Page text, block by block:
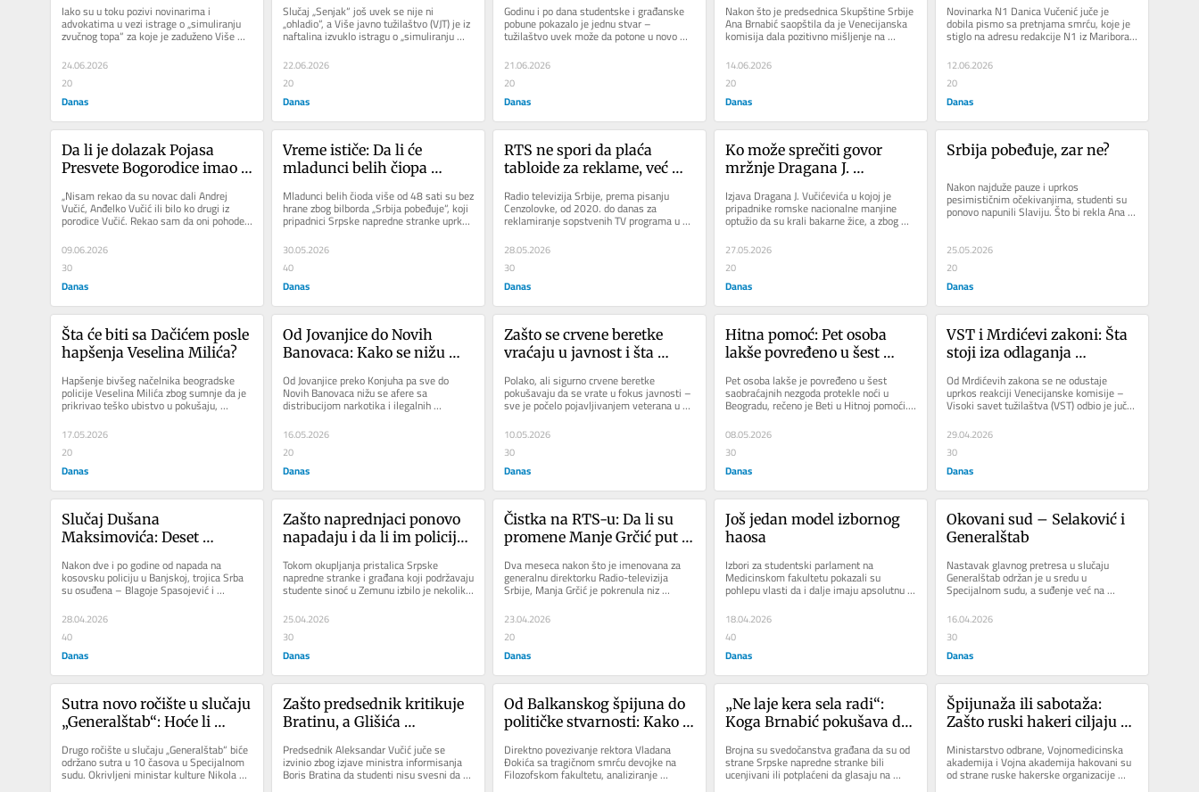
„zvučni top“?
Iako su u toku pozivi novinarima i
advokatima u vezi istrage o „simuliranju
zvučnog topa“ za koje je zaduženo Više
javno tužilaštvo (VJT),...
24.06.2026
20
Danas
zavesa za skretanje pažnje
sa Veselina Milića
Slučaj „Senjak“ još uvek se nije ni
„ohladio“, a Više javno tužilaštvo (VJT) je iz
naftalina izvuklo istragu o „simuliranju
22.06.2026
20
Danas
Godinu i po dana studentske i građanske
pobune pokazalo je jednu stvar –
tužilaštvo uvek može da potone u novo
dno, a u to nas uveravaju svakim...
21.06.2026
20
Danas
time rešen problem?
Nakon što je predsednica Skupštine Srbije
Ana Brnabić saopštila da je Venecijanska
komisija dala pozitivno mišljenje na
predložene izmene...
14.06.2026
20
Danas
Danice Vučenić prekinuti
praksu nekažnjivosti?
Novinarka N1 Danica Vučenić juče je
dobila pismo sa pretnjama smrću, koje je
stiglo na adresu redakcije N1 iz Maribora.
Uzevši u obzir učestalu...
12.06.2026
20
Danas
Da li je dolazak Pojasa
Presvete Bogorodice imao
„Nisam rekao da su novac dali Andrej
Vučić, Anđelko Vučić ili bilo ko drugi iz
porodice Vučić. Rekao sam da oni pohode
manastire i da...
09.06.2026
30
Danas
Vreme ističe: Da li će
mladunci belih čiopa
skine platno na Palati
Albanija?
Mladunci belih čioda više od 48 sati su bez
hrane zbog bilborda „Srbija pobeđuje“, koji
pripadnici Srpske napredne stranke uprkos
apelu...
30.05.2026
40
Danas
RTS ne spori da plaća
tabloide za reklame, već
servis oglašava u žutoj
štampi?
Radio televizija Srbije, prema pisanju
Cenzolovke, od 2020. do danas za
reklamiranje sopstvenih TV programa u
prorežimskim tabloidima sklopila je...
28.05.2026
30
Danas
Ko može sprečiti govor
mržnje Dragana J.
Izjava Dragana J. Vučićevića u kojoj je
pripadnike romske nacionalne manjine
optužio da su krali bakarne žice, a zbog
čega su navodno vozovi...
27.05.2026
20
Danas
Srbija pobeđuje, zar ne?
Nakon najduže pauze i uprkos
pesimističnim očekivanjima, studenti su
ponovo napunili Slaviju. Što bi rekla Ana
Brnabić, praznik demokratije, ali...
25.05.2026
20
Danas
Šta će biti sa Dačićem posle
hapšenja Veselina Milića?
Hapšenje bivšeg načelnika beogradske
policije Veselina Milića zbog sumnje da je
prikrivao teško ubistvo u pokušaju,
otvorilo je sumnju u...
17.05.2026
20
Danas
Od Jovanjice do Novih
Banovaca: Kako se nižu
povezane sa SNS-om?
Od Jovanjice preko Konjuha pa sve do
Novih Banovaca nižu se afere sa
distribucijom narkotika i ilegalnih
supstanci funkcionera Srpske napredne...
16.05.2026
20
Danas
Zašto se crvene beretke
vraćaju u javnost i šta
Polako, ali sigurno crvene beretke
pokušavaju da se vrate u fokus javnosti –
sve je počelo pojavljivanjem veterana u
tada novonastalom Ćacilendu,...
10.05.2026
30
Danas
Hitna pomoć: Pet osoba
lakše povređeno u šest
Beogradu
Pet osoba lakše je povređeno u šest
saobraćajnih nezgoda protekle noći u
Beogradu, rečeno je Beti u Hitnoj pomoći.
Ekipe Hitne pomoći su tokom...
08.05.2026
30
Danas
VST i Mrdićevi zakoni: Šta
stoji iza odlaganja
komisije?
Od Mrdićevih zakona se ne odustaje
uprkos reakciji Venecijanske komisije –
Visoki savet tužilaštva (VST) odbio je juče
preporuku Venecijanske...
29.04.2026
30
Danas
Slučaj Dušana
Maksimovića: Deset
Banjskoj, ali je osuđen na
30 godina
Nakon dve i po godine od napada na
kosovsku policiju u Banjskoj, trojica Srba
su osuđena – Blagoje Spasojević i
Vladimir Tolić na doživotnu...
28.04.2026
40
Danas
Zašto naprednjaci ponovo
napadaju i da li im policija
Tokom okupljanja pristalica Srpske
napredne stranke i građana koji podržavaju
studente sinoć u Zemunu izbilo je nekoliko
25.04.2026
30
Danas
Čistka na RTS-u: Da li su
promene Manje Grčić put u
Dva meseca nakon što je imenovana za
generalnu direktorku Radio-televizija
Srbije, Manja Grčić je pokrenula niz
kadrovskih promena koje su...
23.04.2026
20
Danas
Još jedan model izbornog
haosa
Izbori za studentski parlament na
Medicinskom fakultetu pokazali su
pohlepu vlasti da i dalje imaju apsolutnu
kontrolu nad svakim sektorom u Srbiji....
18.04.2026
40
Danas
Okovani sud – Selaković i
Generalštab
Nastavak glavnog pretresa u slučaju
Generalštab održan je u sredu u
Specijalnom sudu, a suđenje već na
samom početku izgleda kao najobičnija...
16.04.2026
30
Danas
Sutra novo ročište u slučaju
„Generalštab“: Hoće li
imuniteta Nikole
Selakovića?
Drugo ročište u slučaju „Generalštab“ biće
održano sutra u 10 časova u Specijalnom
sudu. Okrivljeni ministar kulture Nikola
Zašto predsednik kritikuje
Bratinu, a Glišića
Predsednik Aleksandar Vučić juče se
izvinio zbog izjave ministra informisanja
Boris Bratina da studenti nisu svesni da
Od Balkanskog špijuna do
političke stvarnosti: Kako
proizvodi suprotan efekat u
javnosti?
Direktno povezivanje rektora Vladana
Đokića sa tragičnom smrću devojke na
Filozofskom fakultetu, analiziranje
predmeta koji su nađeni prilikom...
„Ne laje kera sela radi“:
Koga Brnabić pokušava da
za miting u Areni?
Brojna su svedočanstva građana da su od
strane Srpske napredne stranke bili
ucenjivani ili potplaćeni da glasaju na
izborima ili da prisustvuju...
Špijunaža ili sabotaža:
Zašto ruski hakeri ciljaju
Srbije?
Ministarstvo odbrane, Vojnomedicinska
akademija i Vojna akademija hakovani su
od strane ruske hakerske organizacije